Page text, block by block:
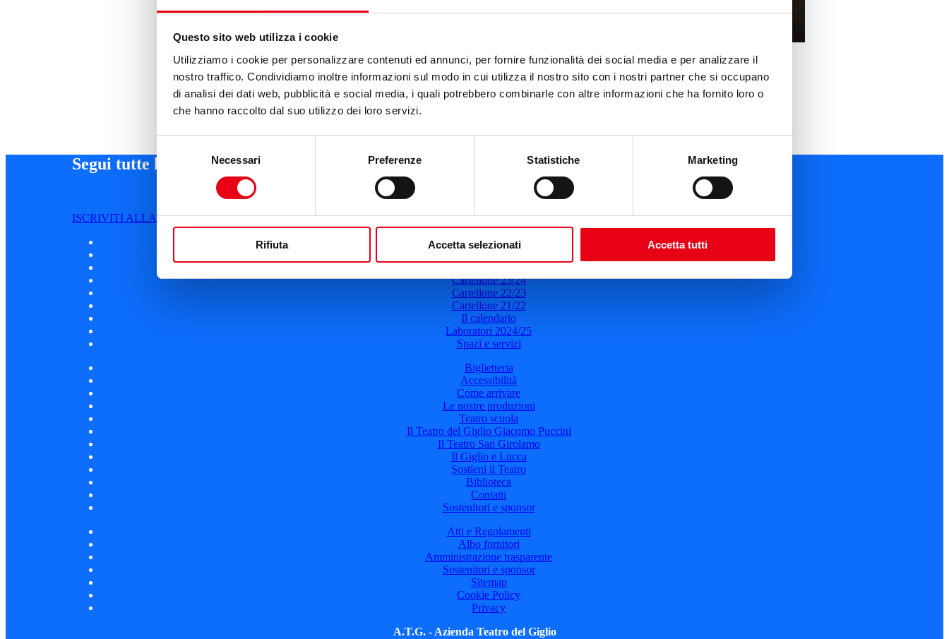
Questo sito web utilizza i cookie
Utilizziamo i cookie per personalizzare contenuti ed annunci, per fornire funzionalità dei social media e per analizzare il
nostro traffico. Condividiamo inoltre informazioni sul modo in cui utilizza il nostro sito con i nostri partner che si occupano
di analisi dei dati web, pubblicità e social media, i quali potrebbero combinarle con altre informazioni che ha fornito loro o
che hanno raccolto dal suo utilizzo dei loro servizi.
del
Necessari Preferenze Statistiche Marketing
Rifiuta Accetta selezionati Accetta tutti
11 gennaio 2026- 16:00
Amleto²
Leggi di più
Segui tutte le novità
ISCRIVITI ALLA NEWSLETTER
Cartellone 26/27
Cartellone 23/24
Cartellone 22/23
Cartellone 21/22
Il calendario
Laboratori 2024/25
Spazi e servizi
Biglietteria
Accessibilità
Come arrivare
Le nostre produzioni
Teatro scuola
Il Teatro del Giglio Giacomo Puccini
Il Teatro San Girolamo
Il Giglio e Lucca
Sostieni il Teatro
Biblioteca
Contatti
Sostenitori e sponsor
Atti e Regolamenti
Albo fornitori
Amministrazione trasparente
Sostenitori e sponsor
Sitemap
Cookie Policy
Privacy
A.T.G. - Azienda Teatro del Giglio